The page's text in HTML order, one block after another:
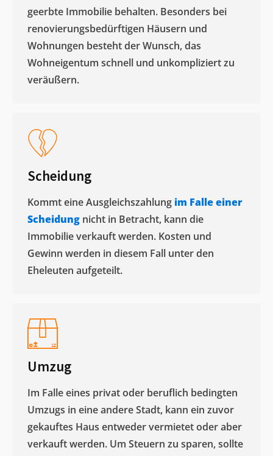
geerbte Immobilie behalten. Besonders bei
renovierungsbedürftigen Häusern und
Wohnungen besteht der Wunsch, das
Wohneigentum schnell und unkompliziert zu
veräußern. ​
Scheidung
Kommt eine Ausgleichszahlung im Falle einer
Scheidung nicht in Betracht, kann die
Immobilie verkauft werden. Kosten und
Gewinn werden in diesem Fall unter den
Eheleuten aufgeteilt.​
Umzug
Im Falle eines privat oder beruflich bedingten
Umzugs in eine andere Stadt, kann ein zuvor
gekauftes Haus entweder vermietet oder aber
verkauft werden. Um Steuern zu sparen, sollte